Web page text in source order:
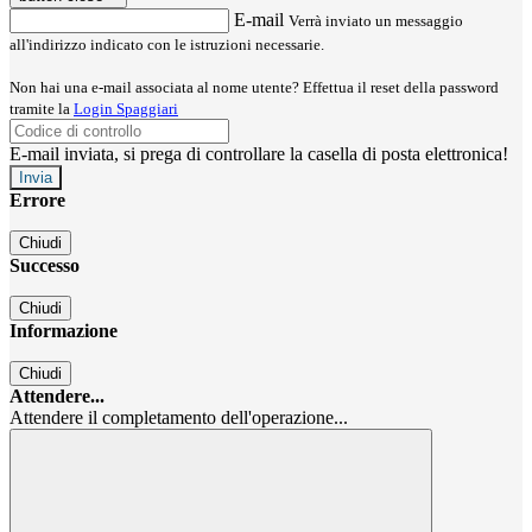
E-mail Verrà inviato un messaggio
all'indirizzo indicato con le istruzioni necessarie.
Non hai una e-mail associata al nome utente? Effettua il reset della password
tramite la Login Spaggiari
E-mail inviata, si prega di controllare la casella di posta elettronica!
Errore
Chiudi
Successo
Chiudi
Informazione
Chiudi
Attendere...
Attendere il completamento dell'operazione...